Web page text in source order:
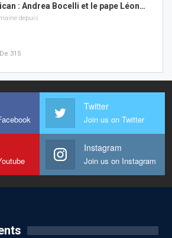
: Andrea Bocelli et le pape Léon…
depuis
315
Twitter
Join us on Twitter
Instagram
Join us on Instagram